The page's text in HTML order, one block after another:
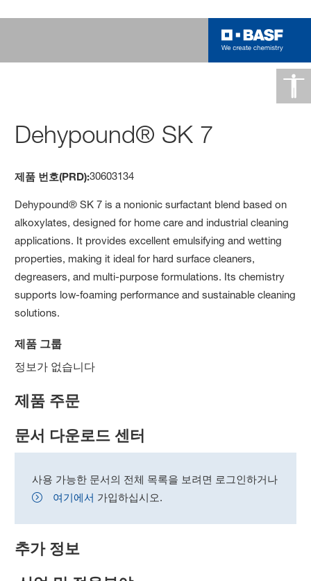
Dehypound® SK 7
제품 번호(PRD):30603134
Dehypound® SK 7 is a nonionic surfactant blend based on
alkoxylates, designed for home care and industrial cleaning
applications. It provides excellent emulsifying and wetting
properties, making it ideal for hard surface cleaners,
degreasers, and multi-purpose formulations. Its chemistry
supports low-foaming performance and sustainable cleaning
solutions.
제품 그룹
정보가 없습니다
제품 주문
문서 다운로드 센터
사용 가능한 문서의 전체 목록을 보려면 로그인하거나
여기에서 가입하십시오.
추가 정보